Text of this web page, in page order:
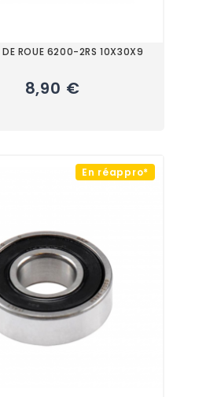
DE ROUE 6200-2RS 10X30X9
8,90 €
En réappro*